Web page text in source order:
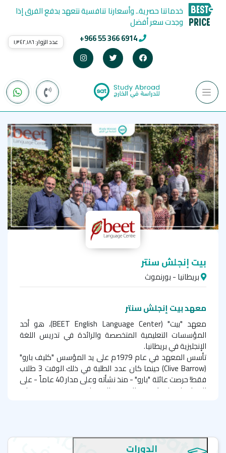
+966 55 366 6914
خدماتنا حصرية.. وأسعارنا تنافسية نتعهد بدفع الفرق إذا
وجدت سعر أفضل
عدد الزوار: ١٬٣٤٢٬١٨٦
بيت إنجلش سنتر
بريطانيا - بورنموث
معهد بيت إنجلش سنتر
معهد "بيت" (BEET English Language Center)، هو أحد
المؤسسات التعليمية المتخصصة والرائدة في تدريس اللغة
الإنجليزية في بريطانيا.
تأسس المعهد في عام 1979م على يد المؤسس "كليف بارو"
(
Clive Barrow ) حينما كان عدد الطلبة في ذلك الوقت 3 طلاب
فقط! حرصت عائلة "بارو" - منذ نشأته وعلى مدار 40 عاماً - على
المحافظة على سُمعته الجيدة، والتي جاءت نتيجة تقديم خدمات
اجتاز المعهد اثنا عشرة معياراً للجودة الذي تم اعتماده من قِبَل
الدورات